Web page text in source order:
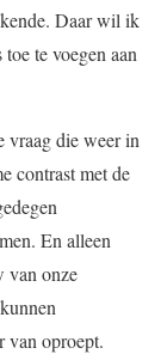
Daar wil ik
te voegen aan
vraag die weer in
contrast met de
En alleen
van onze
van oproept.